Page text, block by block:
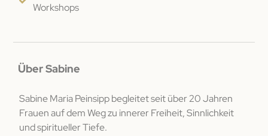
Workshops
Über Sabine
Sabine Maria Peinsipp begleitet seit über 20 Jahren
Frauen auf dem Weg zu innerer Freiheit, Sinnlichkeit
und spiritueller Tiefe.